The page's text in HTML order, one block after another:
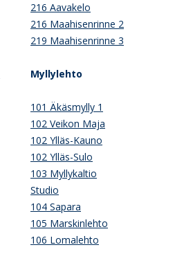
216 Aavakelo
216 Maahisenrinne 2
219 Maahisenrinne 3
Myllylehto
101 Äkäsmylly 1
102 Veikon Maja
102 Ylläs-Kauno
102 Ylläs-Sulo
103 Myllykaltio
Studio
104 Sapara
105 Marskinlehto
106 Lomalehto